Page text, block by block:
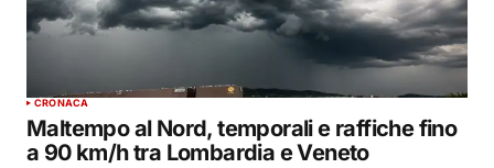
CRONACA
Maltempo al Nord, temporali e raffiche fino
a 90 km/h tra Lombardia e Veneto